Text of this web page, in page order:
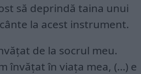
să deprindă taina unui
la acest instrument.
de la socrul meu.
învăţat în viaţa mea, (…) e